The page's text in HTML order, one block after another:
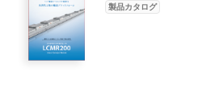
製品カタログ